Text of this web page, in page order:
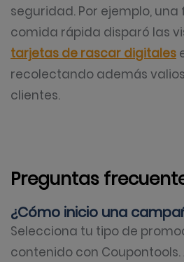
seguridad. Por ejemplo,
comida rápida disparó las
tarjetas de rascar digitales
recolectando además
clientes.
Preguntas
¿Cómo inicio una
Selecciona tu tipo de
contenido con Coupontools.